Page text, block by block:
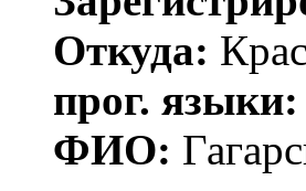
Откуда:
прог. языки:
ФИО: